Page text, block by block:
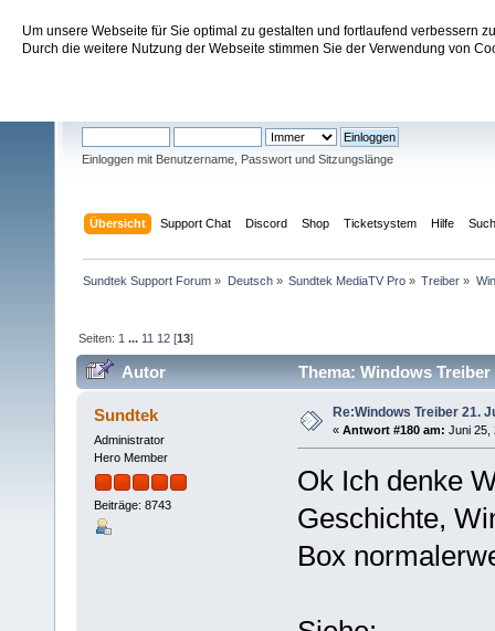
Um unsere Webseite für Sie optimal zu gestalten und fortlaufend verbessern
Durch die weitere Nutzung der Webseite stimmen Sie der Verwendung von
Sundtek Support Forum
Einloggen mit Benutzername, Passwort und Sitzungslänge
Übersicht Support Chat Discord Shop Ticketsystem Hilfe
Sundtek Support Forum » Deutsch» Sundtek MediaTV Pro» Treiber »
Seiten: 1 ... 11 12 [13]
Autor Thema: Windows Treiber
Sundtek
Administrator
Hero Member
Beiträge: 8743
Re:Windows Treiber 21.
« Antwort #180 am: Juni 25,
Ok Ich denke
Geschichte,
Box